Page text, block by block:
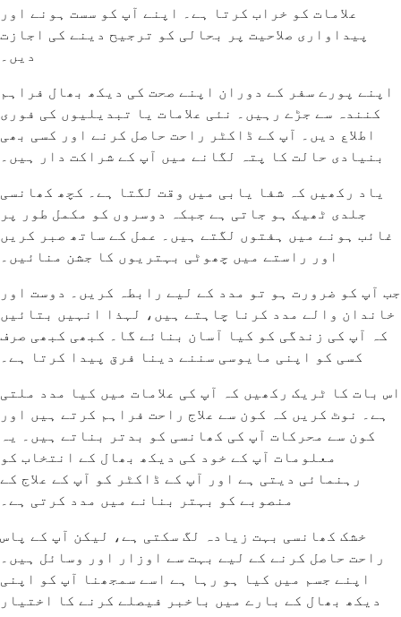
علامات کو خراب کرتا ہے۔ اپنے آپ کو سست ہونے اور
پیداواری صلاحیت پر بحالی کو ترجیح دینے کی اجازت
دیں۔
اپنے پورے سفر کے دوران اپنے صحت کی دیکھ بھال فراہم
کنندہ سے جڑے رہیں۔ نئی علامات یا تبدیلیوں کی فوری
اطلاع دیں۔ آپ کے ڈاکٹر راحت حاصل کرنے اور کسی بھی
بنیادی حالت کا پتہ لگانے میں آپ کے شراکت دار ہیں۔
یاد رکھیں کہ شفا یابی میں وقت لگتا ہے۔ کچھ کھانسی
جلدی ٹھیک ہو جاتی ہے جبکہ دوسروں کو مکمل طور پر
غائب ہونے میں ہفتوں لگتے ہیں۔ عمل کے ساتھ صبر کریں
اور راستے میں چھوٹی بہتریوں کا جشن منائیں۔
جب آپ کو ضرورت ہو تو مدد کے لیے رابطہ کریں۔ دوست اور
خاندان والے مدد کرنا چاہتے ہیں، لہذا انہیں بتائیں
کہ آپ کی زندگی کو کیا آسان بنائے گا۔ کبھی کبھی صرف
کسی کو اپنی مایوسی سننے دینا فرق پیدا کرتا ہے۔
اس بات کا ٹریک رکھیں کہ آپ کی علامات میں کیا مدد ملتی
ہے۔ نوٹ کریں کہ کون سے علاج راحت فراہم کرتے ہیں اور
کون سے محرکات آپ کی کھانسی کو بدتر بناتے ہیں۔ یہ
معلومات آپ کے خود کی دیکھ بھال کے انتخاب کو
رہنمائی دیتی ہے اور آپ کے ڈاکٹر کو آپ کے علاج کے
منصوبے کو بہتر بنانے میں مدد کرتی ہے۔
خشک کھانسی بہت زیادہ لگ سکتی ہے، لیکن آپ کے پاس
راحت حاصل کرنے کے لیے بہت سے اوزار اور وسائل ہیں۔
اپنے جسم میں کیا ہو رہا ہے اسے سمجھنا آپ کو اپنی
دیکھ بھال کے بارے میں باخبر فیصلے کرنے کا اختیار